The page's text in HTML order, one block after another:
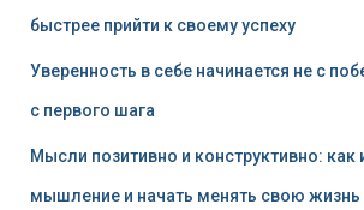
быстрее прийти к своему успеху
Уверенность в себе начинается не с
с первого шага
Мысли позитивно и конструктивно: как
мышление и начать менять свою жизнь